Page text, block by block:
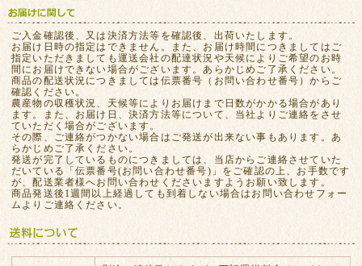
ご入金確認後、又は決済方法等を確認後、出荷いたします。
お届け日時の指定はできません。また、お届け時間につきましてはご
指定いただきましても運送会社の配達状況や天候によりご希望のお時
間にお届けできない場合がございます。あらかじめご了承ください。
商品の配送状況につきましては伝票番号（お問い合わせ番号）からご
確認ください。
農産物の収穫状況、天候等によりお届けまで日数がかかる場合があり
ます。また、お届け日、決済方法等について、当社よりご連絡をさせ
ていただく場合がございます。
その際、ご連絡がつかない場合はご発送が出来ない事もあります。あ
らかじめご了承ください。
発送が完了しているものにつきましては、当店からご連絡させていた
だいている「伝票番号(お問い合わせ番号)」をご確認の上、お手数です
が、配送業者様へお問い合わせくださいますようお願い致します。
商品発送後1週間以上経過しても到着しない場合はお問い合わせフォー
ムよりご連絡ください。